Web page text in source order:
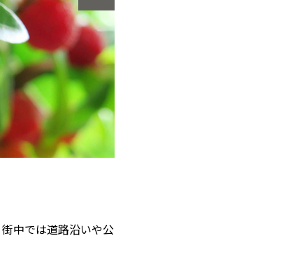
中では道路沿いや公